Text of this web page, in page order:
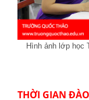
Hình ảnh lớp học
THỜI GIAN